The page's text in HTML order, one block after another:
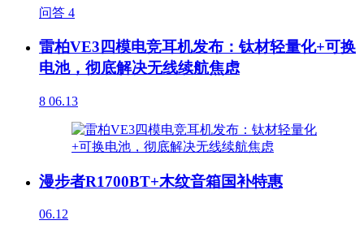
问答 4
雷柏VE3四模电竞耳机发布：钛材轻量化+可换
电池，彻底解决无线续航焦虑
8 06.13
漫步者R1700BT+木纹音箱国补特惠
06.12